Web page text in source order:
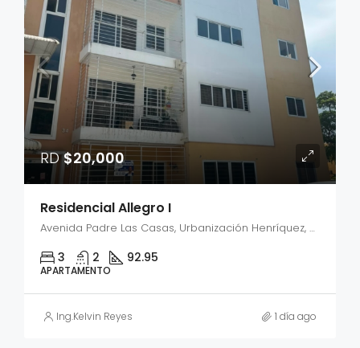
RD$20,000
Residencial Allegro I
Avenida Padre Las Casas, Urbanización Henríquez, Santiago Oeste, Santiago, 51061, República Dominicana
3 2 92.95
APARTAMENTO
Ing.Kelvin Reyes 1 día ago